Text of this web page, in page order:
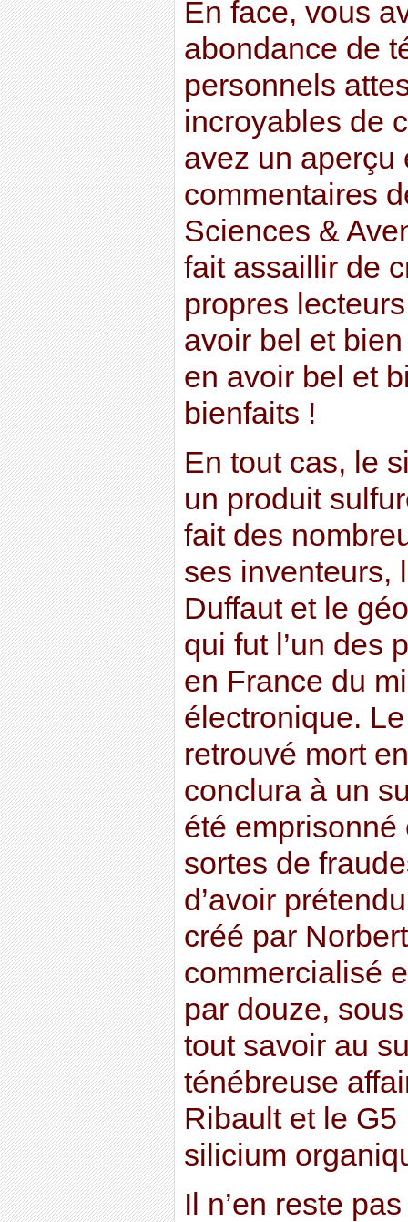
En face, vous
abondance de
personnels
incroyables de
avez un aperçu
commentaires
Sciences &
fait assaillir de
propres
avoir bel et
en avoir bel et
bienfaits !
En tout cas, le
un produit
fait des
ses inventeurs,
Duffaut et le
qui fut l’un des
en France du
électronique.
retrouvé mort
conclura à un
été emprisonné
sortes de
d’avoir
créé par
commercialisé
par douze,
tout savoir au
ténébreuse
Ribault et le G5
silicium
Il n’en reste